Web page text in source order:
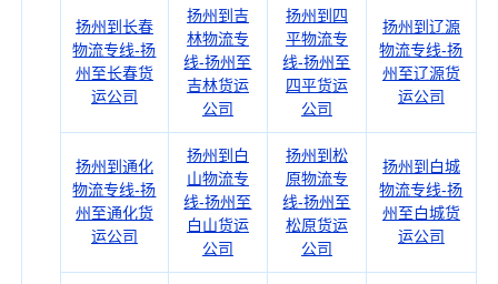
扬州到长春
物流专线-扬
州至长春货
运公司
扬州到吉
林物流专
线-扬州至
吉林货运
公司
扬州到四
平物流专
线-扬州至
四平货运
公司
扬州到辽源
物流专线-扬
州至辽源货
运公司
扬州到通化
物流专线-扬
州至通化货
运公司
扬州到白
山物流专
线-扬州至
白山货运
公司
扬州到松
原物流专
线-扬州至
松原货运
公司
扬州到白城
物流专线-扬
州至白城货
运公司